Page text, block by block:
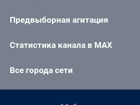
Предвыборная агитация
Статистика канала в MAX
Все города сети